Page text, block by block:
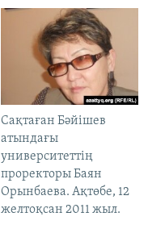
Сақтаған Бәйішев
атындағы
университеттің
проректоры Баян
Орынбаева. Ақтөбе, 12
желтоқсан 2011 жыл.